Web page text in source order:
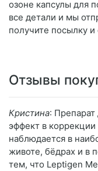
озоне капсулы для
все детали и мы
получите посылку
Отзывы
Кристина:
эффект в
наблюдается в
животе, бёдрах и в
тем, что Leptigen